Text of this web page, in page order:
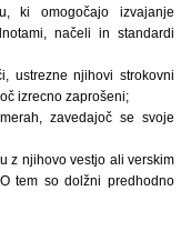
ki omogočajo izvajanje
načeli in standardi
ustrezne njihovi strokovni
izrecno zaprošeni;
zavedajoč se svoje
z njihovo vestjo ali verskim
tem so dolžni predhodno